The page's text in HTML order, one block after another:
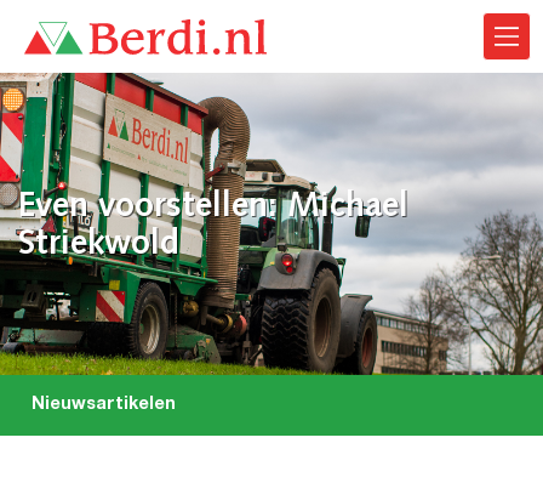
Even voorstellen: Michael
Striekwold
Nieuwsartikelen